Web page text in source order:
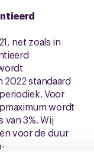
net zoals in
standaard
Voor
wordt
van 3%. Wij
voor de duur